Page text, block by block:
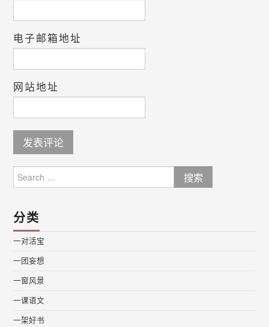
电子邮箱地址
网站地址
for:
分类
一对活宝
一团妄想
一窗风景
一课语文
一架好书